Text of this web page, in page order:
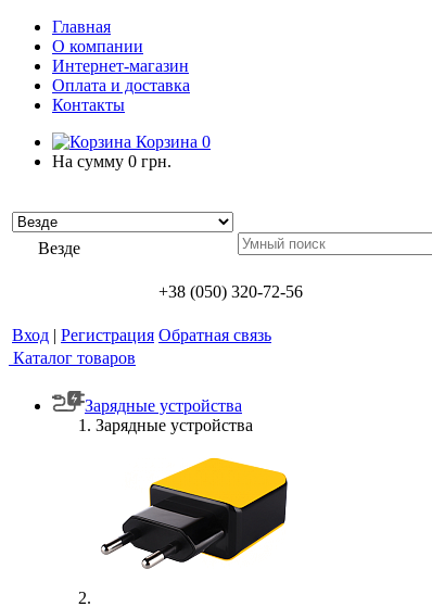
Главная
О компании
Интернет-магазин
Оплата и доставка
Контакты
Корзина 0
На сумму 0 грн.
Везде
+38 (050) 320-72-56
Вход | Регистрация Обратная связь
Каталог товаров
Зарядные устройства
Зарядные устройства